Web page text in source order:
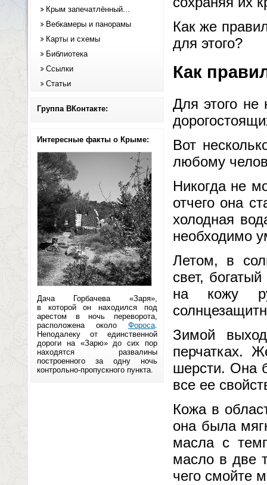
Крым запечатлённый...
Вебкамеры и панорамы
Карты и схемы
Библиотека
Ссылки
Статьи
Группа ВКонтакте:
Интересные факты о Крыме:
Дача Горбачева «Заря»,
в которой он находился под
арестом в ночь переворота,
расположена около Фороса.
Неподалеку от единственной
дороги на «Зарю» до сих пор
находятся развалины
построенного за одну ночь
контрольно-пропускного пункта.
Как же
для этого?
Как
Для этого не
Вот
любому
Никогда не
отчего она
холодная
необходимо
Летом, в
свет,
на кожу
Зимой
перчатках.
шерсти. Она
все ее
Кожа в
она была
масла с
масло в две
чего смойте